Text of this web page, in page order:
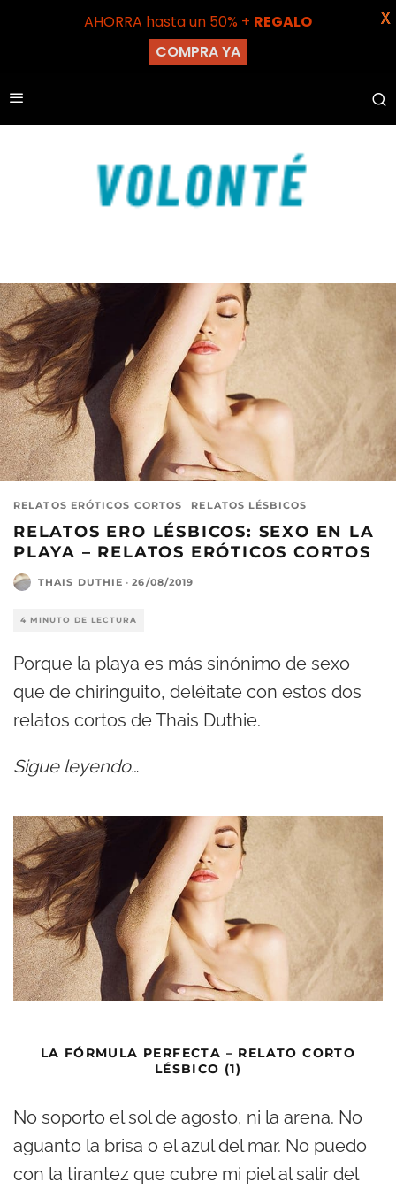
RELATOS ERÓTICOS CORTOS RELATOS LÉSBICOS
RELATOS ERO LÉSBICOS: SEXO EN LA
PLAYA – RELATOS ERÓTICOS CORTOS
THAIS DUTHIE · 26/08/2019
4 MINUTO DE LECTURA
Porque la playa es más sinónimo de sexo
que de chiringuito, deléitate con estos dos
relatos cortos de Thais Duthie.
Sigue leyendo…
LA FÓRMULA PERFECTA – RELATO CORTO
LÉSBICO (1)
No soporto el sol de agosto, ni la arena. No
aguanto la brisa o el azul del mar. No puedo
con la tirantez que cubre mi piel al salir del
AHORRA hasta un 50% + REGALO
COMPRA YA
X